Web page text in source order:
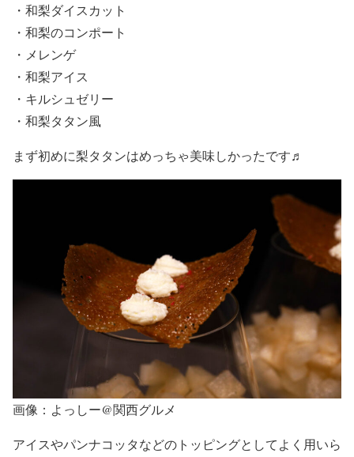
・和梨ダイスカット
・和梨のコンポート
・メレンゲ
・和梨アイス
・キルシュゼリー
・和梨タタン風
まず初めに梨タタンはめっちゃ美味しかったです♬
画像：よっしー@関西グルメ
アイスやパンナコッタなどのトッピングとしてよく用いら